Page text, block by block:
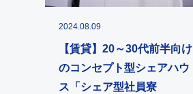
2024.08.09
【賃貸】20～30代前半向け
のコンセプト型シェアハウ
ス「シェア型社員寮